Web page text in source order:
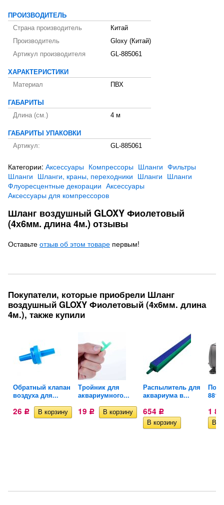
ПРОИЗВОДИТЕЛЬ
Страна производитель
Китай
Производитель
Gloxy (Китай)
Артикул производителя
GL-885061
ХАРАКТЕРИСТИКИ
Материал
ПВХ
ГАБАРИТЫ
Длина (см.)
4 м
ГАБАРИТЫ УПАКОВКИ
Артикул:
GL-885061
Категории: Аксессуары Компрессоры Шланги Фильтры
Шланги Шланги, краны, переходники Шланги Шланги
Флуоресцентные декорации Аксессуары
Аксессуары для компрессоров
Шланг воздушный GLOXY Фиолетовый
(4х6мм. длина 4м.) отзывы
Оставьте отзыв об этом товаре первым!
Покупатели, которые приобрели Шланг
воздушный GLOXY Фиолетовый (4х6мм. длина
4м.), также купили
Обратный клапан
воздуха для...
26 Р
Тройник для
аквариумного...
19 Р
Распылитель для
аквариума в...
654 Р 1